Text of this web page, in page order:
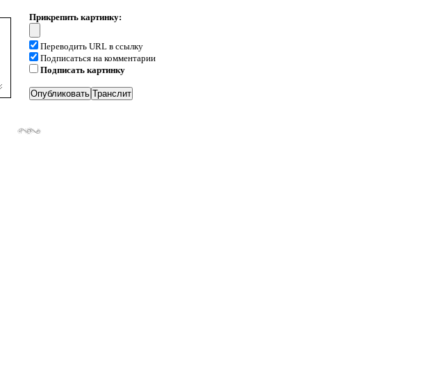
Прикрепить картинку:
Переводить URL в ссылку
Подписаться на комментарии
Подписать картинку